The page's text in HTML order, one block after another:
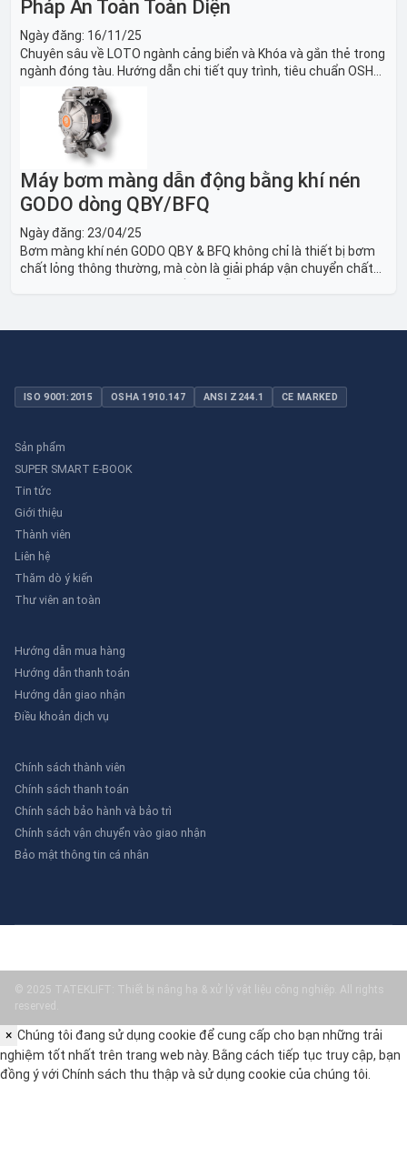
Pháp An Toàn Toàn Diện
Ngày đăng: 16/11/25
Chuyên sâu về LOTO ngành cảng biển và Khóa và gắn thẻ trong
ngành đóng tàu. Hướng dẫn chi tiết quy trình, tiêu chuẩn OSHA,
thiết bị và Giải pháp LOTO trong công nghiệp đóng tàu toàn
Máy bơm màng dẫn động bằng khí nén
GODO dòng QBY/BFQ
Ngày đăng: 23/04/25
Bơm màng khí nén GODO QBY & BFQ không chỉ là thiết bị bơm
chất lỏng thông thường, mà còn là giải pháp vận chuyển chất
ISO 9001:2015 OSHA 1910.147 ANSI Z244.1 CE MARKED
Sản phẩm
SUPER SMART E-BOOK
Tin tức
Giới thiệu
Thành viên
Liên hệ
Thăm dò ý kiến
Thư viên an toàn
Hướng dẫn mua hàng
Hướng dẫn thanh toán
Hướng dẫn giao nhận
Điều khoản dịch vụ
Chính sách thành viên
Chính sách thanh toán
Chính sách bảo hành và bảo trì
Chính sách vận chuyển vào giao nhận
Bảo mật thông tin cá nhân
© 2025 TATEKLIFT: Thiết bị nâng hạ & xử lý vật liệu công nghiệp. All rights
reserved.
× Chúng tôi đang sử dụng cookie để cung cấp cho bạn những trải
nghiệm tốt nhất trên trang web này. Bằng cách tiếp tục truy cập, bạn
đồng ý với Chính sách thu thập và sử dụng cookie của chúng tôi.